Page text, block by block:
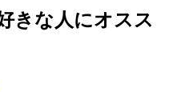
きな人にオスス